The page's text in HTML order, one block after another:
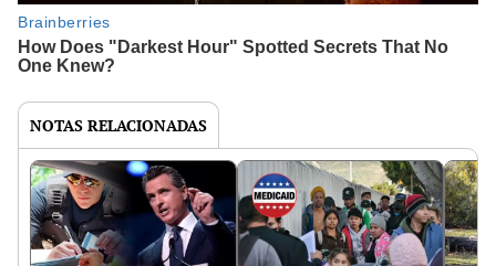
NOTAS RELACIONADAS